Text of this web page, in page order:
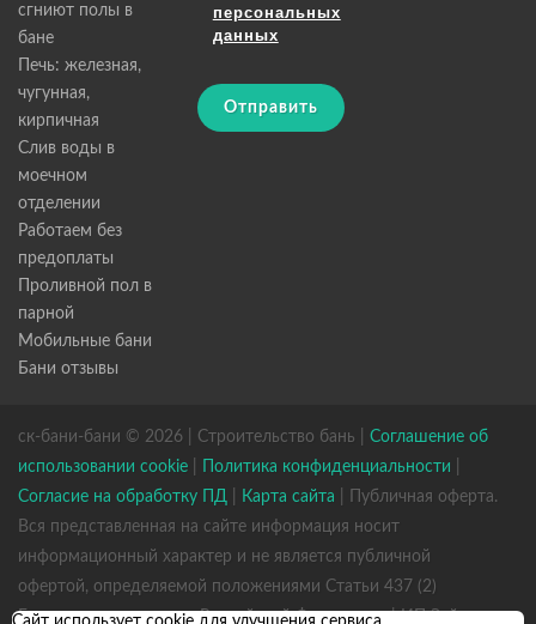
сгниют полы в
бане
Печь: железная,
чугунная,
кирпичная
Слив воды в
моечном
отделении
Работаем без
предоплаты
Проливной пол в
парной
Мобильные бани
Бани отзывы
персональных
данных
Отправить
ск-бани-бани © 2026 | Строительство бань | Соглашение об
использовании cookie
Политика конфиденциальности
Согласие на обработку ПД
Карта сайта | Публичная оферта.
Вся представленная на сайте информация носит
информационный характер и не является публичной
офертой, определяемой положениями Статьи 437 (2)
Гражданского кодекса Российской Федерации. | ИП Зайцев